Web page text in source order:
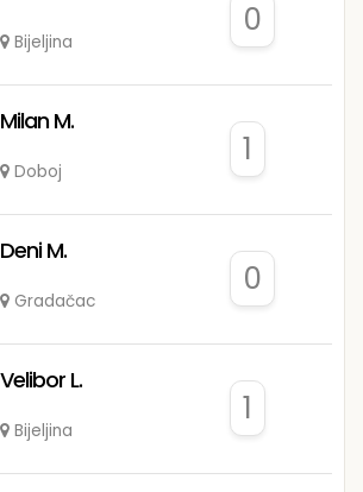
Bijeljina
0
Milan M.
Doboj
1
Deni M.
Gradačac
0
Velibor L.
Bijeljina
1